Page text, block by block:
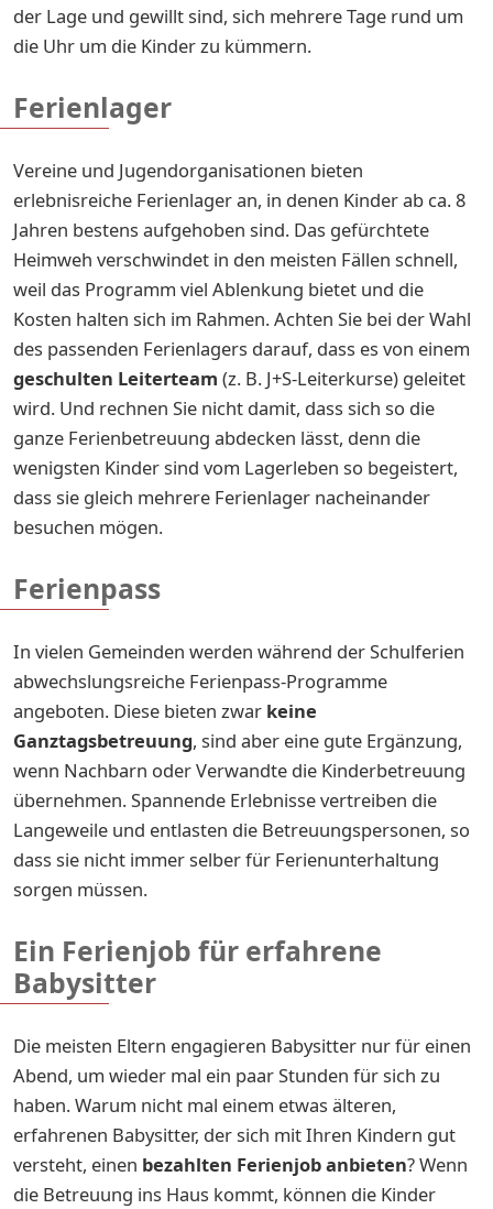
der Lage und gewillt sind, sich mehrere Tage rund um
die Uhr um die Kinder zu kümmern.
Ferienlager
Vereine und Jugendorganisationen bieten
erlebnisreiche Ferienlager an, in denen Kinder ab ca. 8
Jahren bestens aufgehoben sind. Das gefürchtete
Heimweh verschwindet in den meisten Fällen schnell,
weil das Programm viel Ablenkung bietet und die
Kosten halten sich im Rahmen. Achten Sie bei der Wahl
des passenden Ferienlagers darauf, dass es von einem
geschulten Leiterteam (z. B. J+S-Leiterkurse) geleitet
wird. Und rechnen Sie nicht damit, dass sich so die
ganze Ferienbetreuung abdecken lässt, denn die
wenigsten Kinder sind vom Lagerleben so begeistert,
dass sie gleich mehrere Ferienlager nacheinander
besuchen mögen.
Ferienpass
In vielen Gemeinden werden während der Schulferien
abwechslungsreiche Ferienpass-Programme
angeboten. Diese bieten zwar keine
Ganztagsbetreuung, sind aber eine gute Ergänzung,
wenn Nachbarn oder Verwandte die Kinderbetreuung
übernehmen. Spannende Erlebnisse vertreiben die
Langeweile und entlasten die Betreuungspersonen, so
dass sie nicht immer selber für Ferienunterhaltung
sorgen müssen.
Ein Ferienjob für erfahrene
Babysitter
Die meisten Eltern engagieren Babysitter nur für einen
Abend, um wieder mal ein paar Stunden für sich zu
haben. Warum nicht mal einem etwas älteren,
erfahrenen Babysitter, der sich mit Ihren Kindern gut
versteht, einen bezahlten Ferienjob anbieten? Wenn
die Betreuung ins Haus kommt, können die Kinder